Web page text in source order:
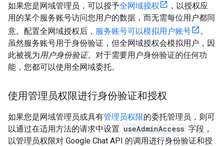
如果您是网域管理员，可以授予全网域授权
，以授权应
用的某个服务账号访问您用户的数据，而无需每位用户都同
意。配置全网域授权后， 服务账号可以模拟用户账号
。
虽然服务账号用于身份验证，但全网域授权会模拟用户，因
此被视为用户身份验证。对于需要用户身份验证的任何功
能，您都可以使用全网域委托。
使用管理员权限进行身份验证和授权
如果您是网域管理员或具有管理员权限的委托管理员，则可
以通过在适用方法的请求中设置 useAdminAccess 字段，
以管理员权限对 Google Chat API 的调用进行身份验证和授